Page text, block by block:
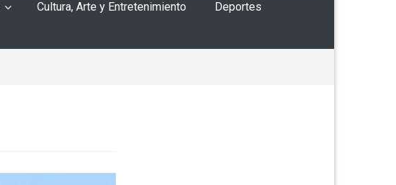
Cultura, Arte y Entretenimiento Deportes